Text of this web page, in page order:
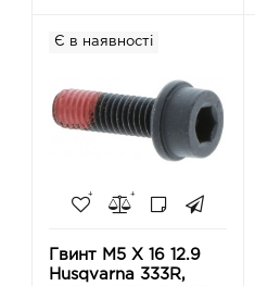
Є в наявності
Гвинт M5 X 16 12.9
Husqvarna 333R,